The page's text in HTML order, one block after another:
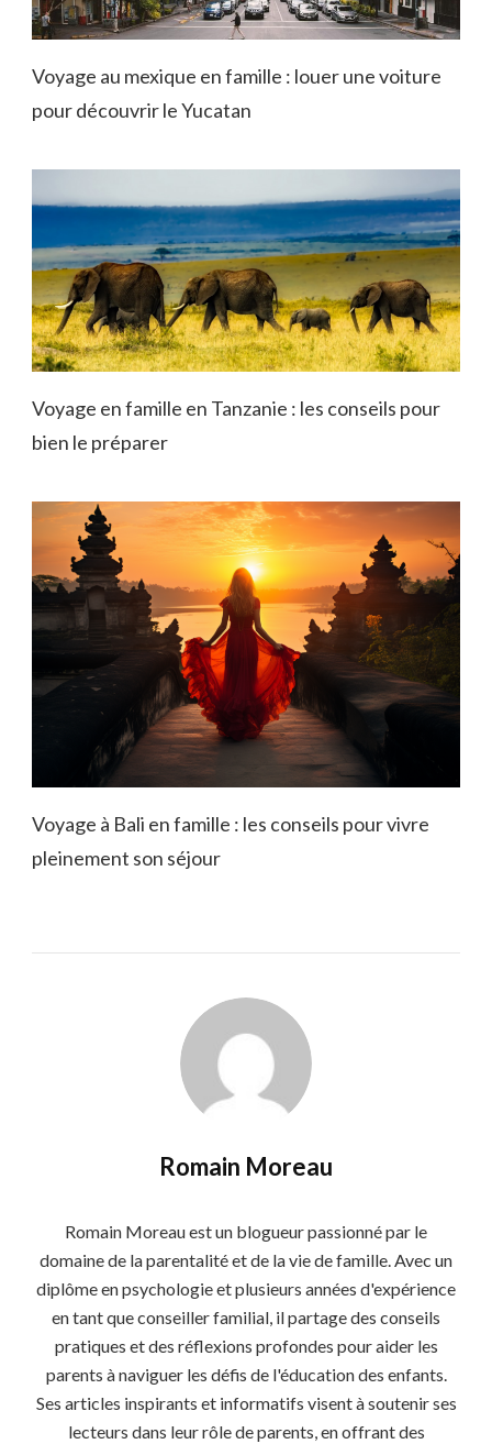
Voyage au mexique en famille : louer une voiture
pour découvrir le Yucatan
Voyage en famille en Tanzanie : les conseils pour
bien le préparer
Voyage à Bali en famille : les conseils pour vivre
pleinement son séjour
Romain Moreau
Romain Moreau est un blogueur passionné par le
domaine de la parentalité et de la vie de famille. Avec un
diplôme en psychologie et plusieurs années d'expérience
en tant que conseiller familial, il partage des conseils
pratiques et des réflexions profondes pour aider les
parents à naviguer les défis de l'éducation des enfants.
Ses articles inspirants et informatifs visent à soutenir ses
lecteurs dans leur rôle de parents, en offrant des